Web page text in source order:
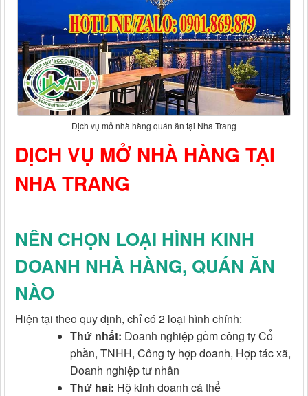
Dịch vụ mở nhà hàng quán ăn tại Nha Trang
DỊCH VỤ MỞ NHÀ HÀNG TẠI
NHA TRANG
NÊN CHỌN LOẠI HÌNH KINH
DOANH NHÀ HÀNG, QUÁN ĂN
NÀO
Hiện tại theo quy định, chỉ có 2 loại hình chính:
Thứ nhất: Doanh nghiệp gồm công ty Cổ
phần, TNHH, Công ty hợp doanh, Hợp tác xã,
Doanh nghiệp tư nhân
Thứ hai: Hộ kinh doanh cá thể